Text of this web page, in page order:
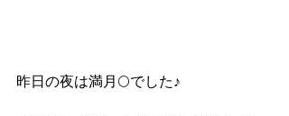
昨日の夜は満月🌕でした♪